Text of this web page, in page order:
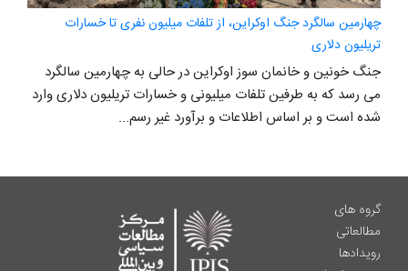
چهارمین سالگرد جنگ اوکراین، از تلفات میلیون نفری تا خسارات
تریلیون دلاری
جنگ خونین و خانمان سوز اوکراین در حالی به چهارمین سالگرد
می رسد که به طرفین تلفات میلیونی و خسارات تریلیون دلاری وارد
شده است و بر اساس اطلاعات و برآورد غیر رسم...
گروه های
مطالعاتی
رویدادها